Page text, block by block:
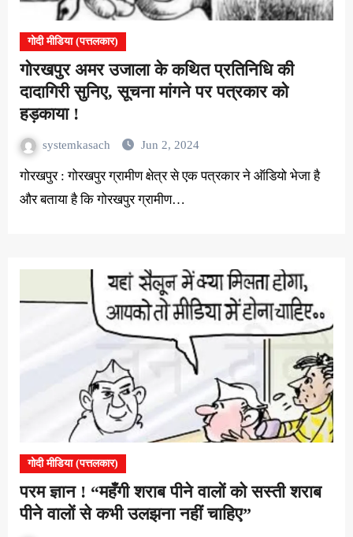
गोदी मीडिया (पत्तलकार)
गोरखपुर अमर उजाला के कथित प्रतिनिधि की
दादागिरी सुनिए, सूचना मांगने पर पत्रकार को
हड़काया !
systemkasach Jun 2, 2024
गोरखपुर : गोरखपुर ग्रामीण क्षेत्र से एक पत्रकार ने ऑडियो भेजा है
और बताया है कि गोरखपुर ग्रामीण…
गोदी मीडिया (पत्तलकार)
परम ज्ञान ! “महँगी शराब पीने वालों को सस्ती शराब
पीने वालों से कभी उलझना नहीं चाहिए”